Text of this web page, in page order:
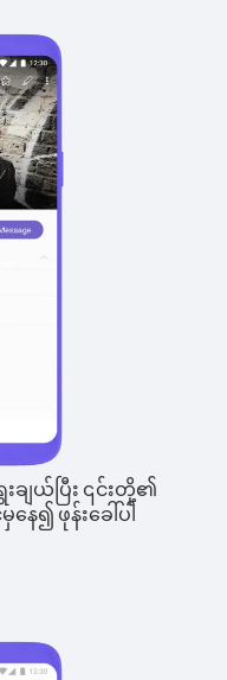
ျယ်ပြီး ၎င်းတို့၏
၍ ဖုန်းခေါ်ပါ